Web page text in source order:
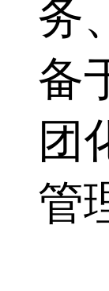
务
备
团
管